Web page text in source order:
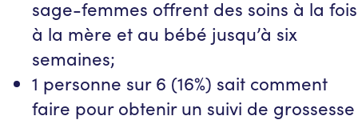
sage-femmes offrent des soins à la fois
à la mère et au bébé jusqu’à six
semaines;
1 personne sur 6 (16%) sait comment
faire pour obtenir un suivi de grossesse